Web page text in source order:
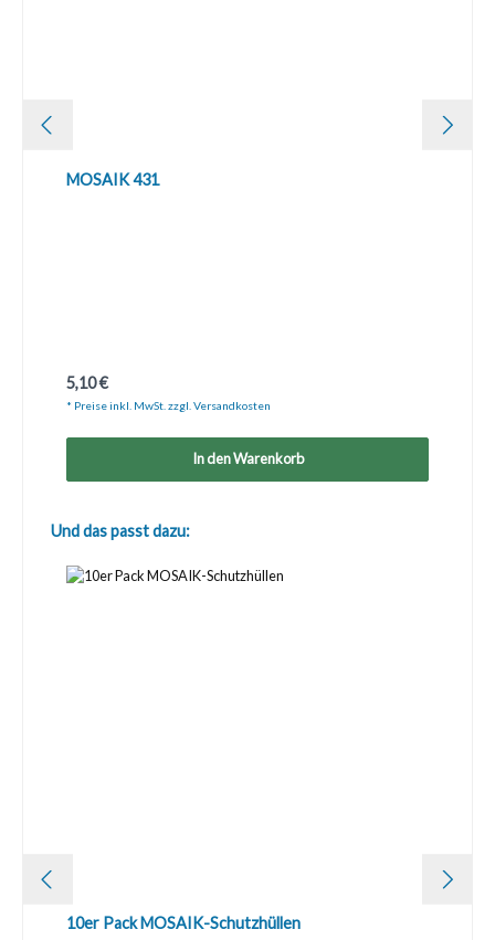
MOSAIK 431
Regulärer Preis:
5,10 €
* Preise inkl. MwSt. zzgl. Versandkosten
In den Warenkorb
Produktgalerie überspringen
Und das passt dazu:
10er Pack MOSAIK-Schutzhüllen